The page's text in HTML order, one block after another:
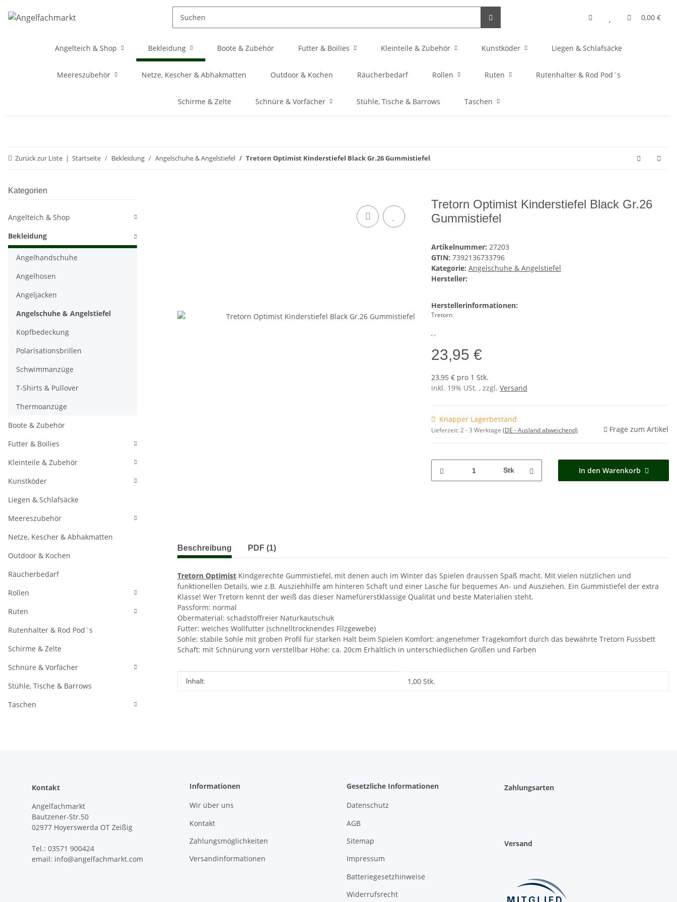
0,00 €
Angelteich & Shop Bekleidung Boote & Zubehör Futter & Boilies Kleinteile & Zubehör Kunstköder Liegen & Schlafsäcke
Meereszubehör Netze, Kescher & Abhakmatten Outdoor & Kochen Räucherbedarf Rollen Ruten Rutenhalter & Rod Pod´s
Schirme & Zelte Schnüre & Vorfächer Stühle, Tische & Barrows Taschen
Zurück zur Liste Startseite Bekleidung Angelschuhe & Angelstiefel Tretorn Optimist Kinderstiefel Black Gr.26 Gummistiefel
Tretorn Optimist Kinderstiefel Black Gr.26
Gummistiefel
Artikelnummer: 27203
GTIN: 7392136733796
Kategorie: Angelschuhe & Angelstiefel
Hersteller:
Herstellerinformationen:
Tretorn
, ,
23,95 €
23,95 € pro 1 Stk.
inkl. 19% USt. , zzgl. Versand
Knapper Lagerbestand
Lieferzeit:2 - 3 Werktage (DE - Ausland abweichend) Frage zum Artikel
Stk In den Warenkorb
weitere Registerkarten anzeigen
Beschreibung PDF (1)
Tretorn Optimist Kindgerechte Gummistiefel, mit denen auch im Winter das Spielen draussen Spaß macht. Mit vielen nützlichen und
funktionellen Details, wie z.B. Ausziehhilfe am hinteren Schaft und einer Lasche für bequemes An- und Ausziehen. Ein Gummistiefel der extra
Klasse! Wer Tretorn kennt der weiß das dieser Namefürerstklassige Qualität und beste Materialien steht.
Passform: normal
Obermaterial: schadstoffreier Naturkautschuk
Futter: weiches Wollfutter (schnelltrocknendes Filzgewebe)
Sohle: stabile Sohle mit groben Profil für starken Halt beim Spielen Komfort: angenehmer Tragekomfort durch das bewährte Tretorn Fussbett
Schaft: mit Schnürung vorn verstellbar Höhe: ca. 20cm Erhältlich in unterschiedlichen Größen und Farben
Produkteigenschaft
Wert
Inhalt: 1,00 Stk.
Kategorien
Angelteich & Shop
Bekleidung
Angelhandschuhe
Angelhosen
Angeljacken
Angelschuhe & Angelstiefel
Kopfbedeckung
Polarisationsbrillen
Schwimmanzüge
T-Shirts & Pullover
Thermoanzüge
Boote & Zubehör
Futter & Boilies
Kleinteile & Zubehör
Kunstköder
Liegen & Schlafsäcke
Meereszubehör
Netze, Kescher & Abhakmatten
Outdoor & Kochen
Räucherbedarf
Rollen
Ruten
Rutenhalter & Rod Pod´s
Schirme & Zelte
Schnüre & Vorfächer
Stühle, Tische & Barrows
Taschen
Kontakt
Angelfachmarkt
Bautzener-Str.50
02977 Hoyerswerda OT Zeißig
Tel.: 03571 900424
email: info@angelfachmarkt.com
Informationen
Wir über uns
Kontakt
Zahlungsmöglichkeiten
Versandinformationen
Gesetzliche Informationen
Datenschutz
AGB
Sitemap
Impressum
Batteriegesetzhinweise
Widerrufsrecht
Zahlungsarten
Versand